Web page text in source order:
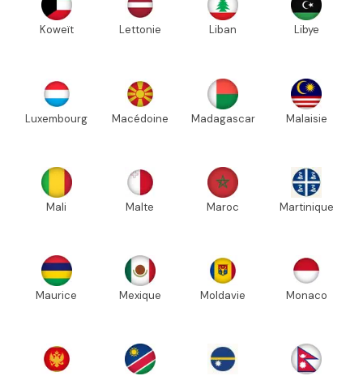
Koweït Lettonie Liban Libye
Luxembourg Macédoine Madagascar Malaisie
Mali Malte Maroc Martinique
Maurice Mexique Moldavie Monaco